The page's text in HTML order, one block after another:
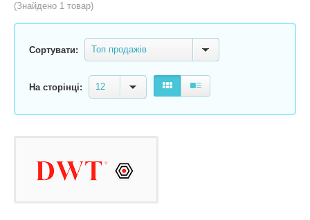
(Знайдено 1 товар)
Сортувати: Топ продажів
На сторінці: 12